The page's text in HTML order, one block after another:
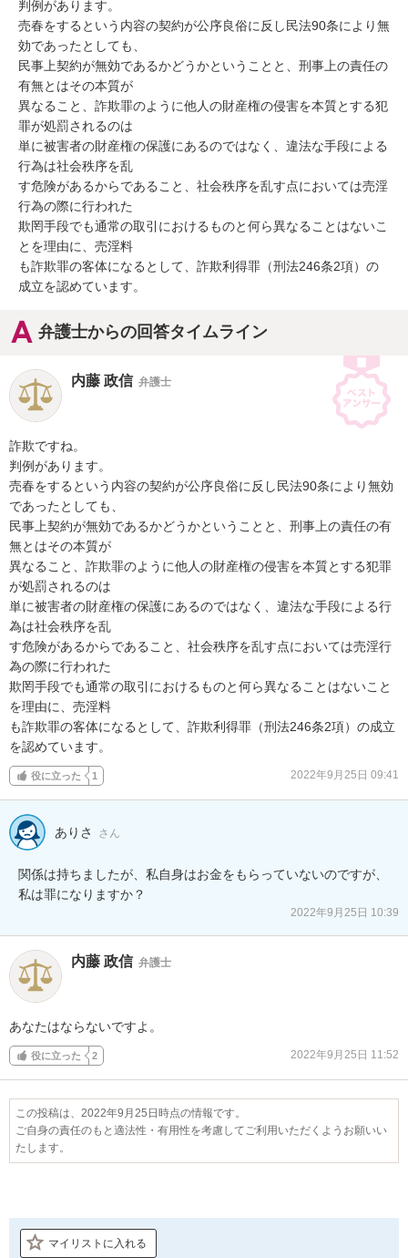
判例があります。
売春をするという内容の契約が公序良俗に反し民法90条により無
効であったとしても、
民事上契約が無効であるかどうかということと、刑事上の責任の
有無とはその本質が
異なること、詐欺罪のように他人の財産権の侵害を本質とする犯
罪が処罰されるのは
単に被害者の財産権の保護にあるのではなく、違法な手段による
行為は社会秩序を乱
す危険があるからであること、社会秩序を乱す点においては売淫
行為の際に行われた
欺罔手段でも通常の取引におけるものと何ら異なることはないこ
とを理由に、売淫料
も詐欺罪の客体になるとして、詐欺利得罪（刑法246条2項）の
成立を認めています。
弁護士からの回答タイムライン
内藤 政信 弁護士
詐欺ですね。
判例があります。
売春をするという内容の契約が公序良俗に反し民法90条により無効
であったとしても、
民事上契約が無効であるかどうかということと、刑事上の責任の有
無とはその本質が
異なること、詐欺罪のように他人の財産権の侵害を本質とする犯罪
が処罰されるのは
単に被害者の財産権の保護にあるのではなく、違法な手段による行
為は社会秩序を乱
す危険があるからであること、社会秩序を乱す点においては売淫行
為の際に行われた
欺罔手段でも通常の取引におけるものと何ら異なることはないこと
を理由に、売淫料
も詐欺罪の客体になるとして、詐欺利得罪（刑法246条2項）の成立
を認めています。
役に立った 1 2022年9月25日 09:41
ありさ さん
関係は持ちましたが、私自身はお金をもらっていないのですが、
私は罪になりますか？
2022年9月25日 10:39
内藤 政信 弁護士
あなたはならないですよ。
役に立った 2 2022年9月25日 11:52
この投稿は、2022年9月25日時点の情報です。
ご自身の責任のもと適法性・有用性を考慮してご利用いただくようお願いい
たします。
マイリストに入れる